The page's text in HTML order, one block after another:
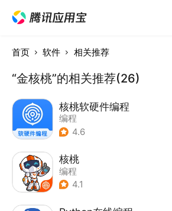
首页 软件 相关推荐
“金核桃”的相关推荐(26)
核桃软硬件编程
编程
4.6
核桃
编程
4.1